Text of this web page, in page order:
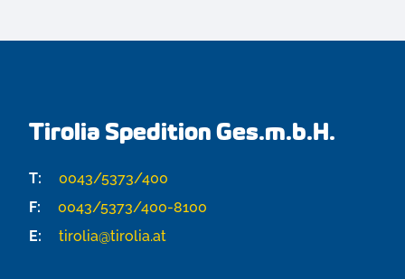
SPEEDPLACE / UPIT ZA...
UPIT ZA PONUDU
PRAĆENJE POŠILJKE
TRANSPORTNE RUTE
Tirolia Spedition Ges.m.b.H.
T:
0043/5373/400
F:
0043/5373/400-8100
E:
tirolia@tirolia.at